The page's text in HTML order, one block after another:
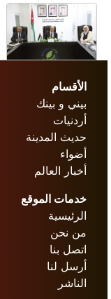
الأقسام
بيني و بينك
أردنيات
حديث المدينة
أضواء
أخبار العالم
خدمات الموقع
الرئيسية
من نحن
اتصل بنا
أرسل لنا
الناشر